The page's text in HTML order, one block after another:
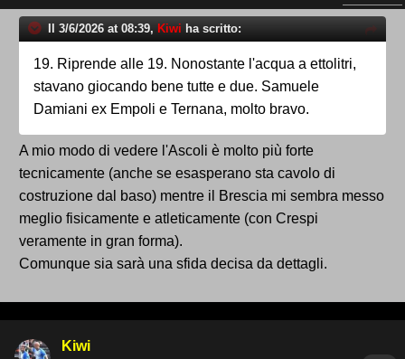
Il 3/6/2026 at 08:39, Kiwi ha scritto:
19. Riprende alle 19. Nonostante l'acqua a ettolitri,
stavano giocando bene tutte e due. Samuele
Damiani ex Empoli e Ternana, molto bravo.
A mio modo di vedere l'Ascoli è molto più forte
tecnicamente (anche se esasperano sta cavolo di
costruzione dal baso) mentre il Brescia mi sembra messo
meglio fisicamente e atleticamente (con Crespi
veramente in gran forma).
Comunque sia sarà una sfida decisa da dettagli.
Kiwi